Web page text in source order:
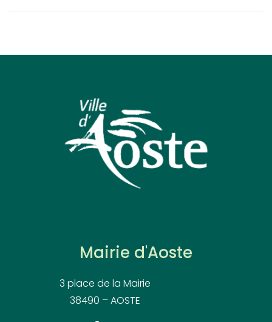
Mairie d'Aoste
3 place de la Mairie
38490 – AOSTE